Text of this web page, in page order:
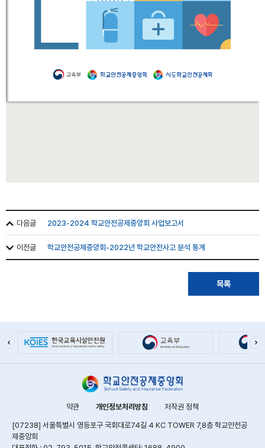
다음글 2023-2024 학교안전공제중앙회 사업보고서
이전글 학교안전공제중앙회-2022년 학교안전사고 분석 통계
목록
약관 개인정보처리방침 저작권 정책
[07238] 서울특별시 영등포구 국회대로74길 4 KC TOWER 7,8층 학교안전공
제중앙회